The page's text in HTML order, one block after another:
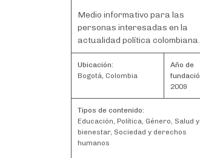
Medio informativo para las
personas interesadas en la
actualidad política
Ubicación:
Bogotá, Colombia
Año de
2009
Tipos de contenido:
Educación, Política, Género, Salud y
bienestar, Sociedad y derechos
humanos